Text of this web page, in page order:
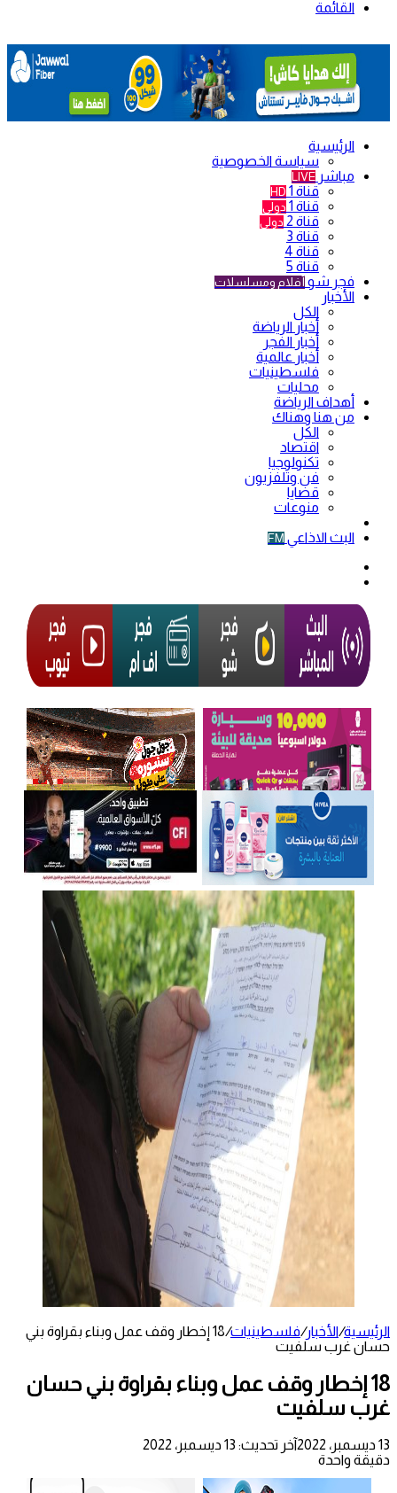
القائمة
الرئيسية
سياسة الخصوصية
مباشر LIVE
قناة 1 HD
قناة 1 دولي
قناة 2 دولي
قناة 3
قناة 4
قناة 5
فجر شو أفلام ومسلسلات
الأخبار
الكل
أخبار الرياضة
أخبار الفجر
أخبار عالمية
فلسطينيات
محليات
أهداف الرياضة
من هنا وهناك
الكل
اقتصاد
تكنولوجيا
فن وتلفزيون
قضايا
منوعات
البث الاذاعي FM
الرئيسية/الأخبار/فلسطينيات/
18 إخطار وقف عمل وبناء بقراوة بني
حسان غرب سلفيت
18 إخطار وقف عمل وبناء بقراوة بني حسان
غرب سلفيت
13 ديسمبر، 2022
آخر تحديث: 13 ديسمبر، 2022
دقيقة واحدة